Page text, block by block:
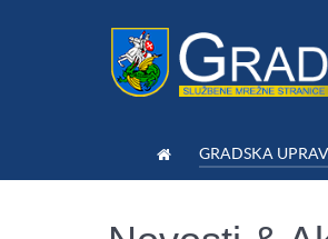
GRADSKA